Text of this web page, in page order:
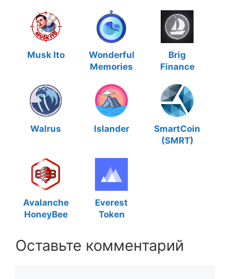
Musk Ito
Wonderful
Memories
Brig
Finance
Walrus Islander
SmartCoin
(SMRT)
Avalanche
HoneyBee
Everest
Token
Оставьте комментарий